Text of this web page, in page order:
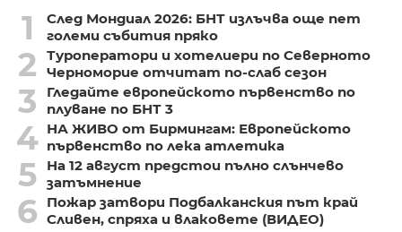
1
След Мондиал 2026: БНТ излъчва още пет
големи събития пряко
2
Туроператори и хотелиери по Северното
Черноморие отчитат по-слаб сезон
3
Гледайте европейското първенство по
плуване по БНТ 3
4 НА ЖИВО от Бирмингам: Европейското
първенство по лека атлетика
5
На 12 август предстои пълно слънчево
затъмнение
6
Пожар затвори Подбалканския път край
Сливен, спряха и влаковете (ВИДЕО)